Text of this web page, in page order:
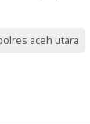
aceh utara